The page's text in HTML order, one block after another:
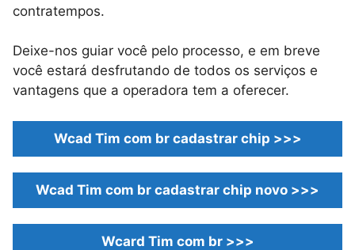
contratempos.
Deixe-nos guiar você pelo processo, e em breve
você estará desfrutando de todos os serviços e
vantagens que a operadora tem a oferecer.
Wcad Tim com br cadastrar chip >>>
Wcad Tim com br cadastrar chip novo >>>
Wcard Tim com br >>>